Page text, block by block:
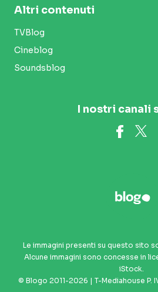
Altri contenuti
TVBlog
Cineblog
Soundsblog
I nostri canali
Le immagini presenti su questo sito
Alcune immagini sono concesse in
iStock.
© Blogo 2011-2026 | T-Mediahouse P.